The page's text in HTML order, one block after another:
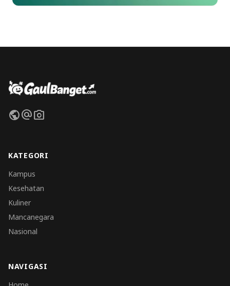
publicalternate_emailphoto_camera
KATEGORI
Kampus
Kesehatan
Kuliner
Mancanegara
Nasional
NAVIGASI